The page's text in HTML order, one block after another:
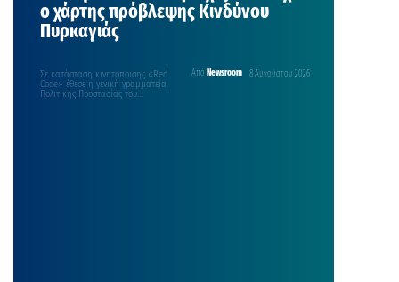
ο χάρτης πρόβλεψης Κινδύνου
Πυρκαγιάς
Από Newsroom 8 Αυγούστου 2026
Σε κατάσταση κινητοποισης «Red
Code» έθεσε η γενική γραμματεία
Πολιτικής Προστασίας του